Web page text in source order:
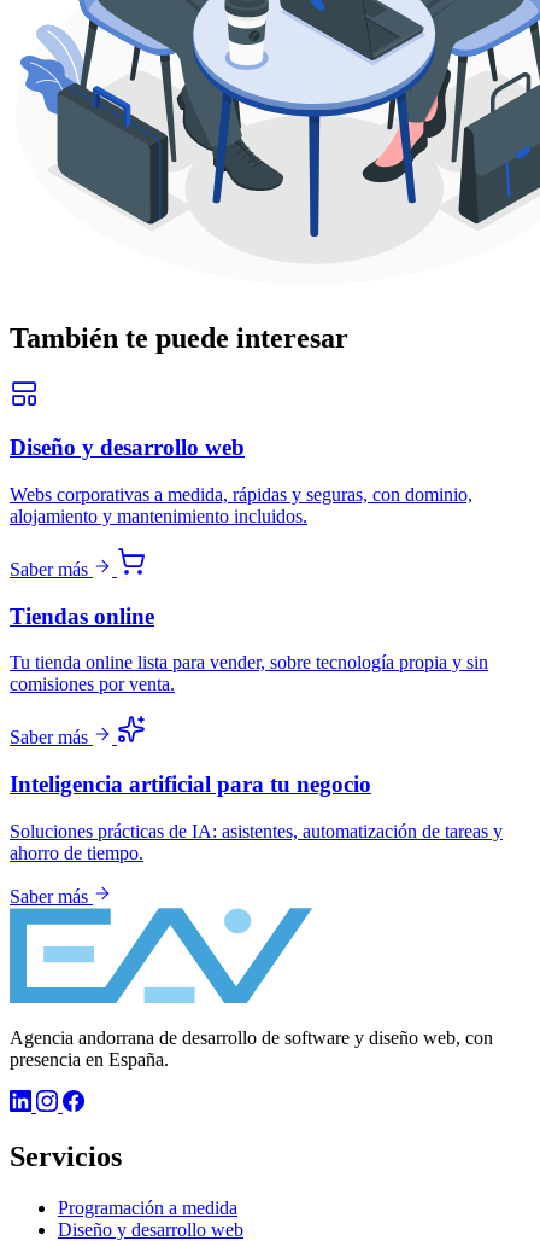
También te puede interesar
Diseño y desarrollo web
Webs corporativas a medida, rápidas y seguras, con dominio,
alojamiento y mantenimiento incluidos.
Saber más
Tiendas online
Tu tienda online lista para vender, sobre tecnología propia y sin
comisiones por venta.
Saber más
Inteligencia artificial para tu negocio
Soluciones prácticas de IA: asistentes, automatización de tareas y
ahorro de tiempo.
Saber más
Agencia andorrana de desarrollo de software y diseño web, con
presencia en España.
Servicios
Programación a medida
Diseño y desarrollo web